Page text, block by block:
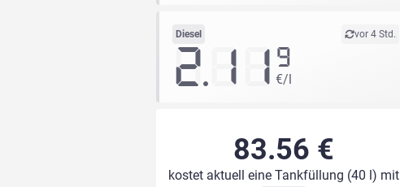
Diesel vor 4 Std.
2.11 9
€/l
83.56 €
kostet aktuell eine Tankfüllung (40 l) mit